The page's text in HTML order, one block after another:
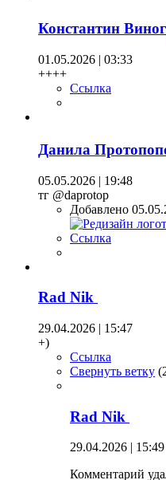
Константин
01.05.2026 | 03:33
++++
Ссылка
Данила
05.05.2026 | 19:48
тг @daprotop
Добавлено
Ссылка
Rad Nik
29.04.2026 | 15:47
+)
Ссылка
Свернуть ветку (
Rad Nik
29.04.2026 | 15:49
Комментарий